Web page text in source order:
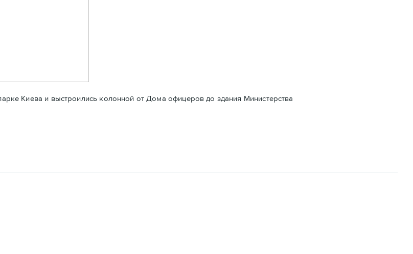
Киева и выстроились колонной от Дома офицеров до здания Министерства